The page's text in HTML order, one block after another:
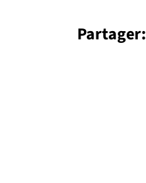
Partager: